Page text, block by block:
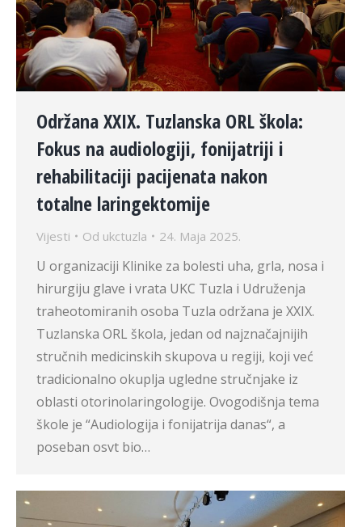
Održana XXIX. Tuzlanska ORL škola:
Fokus na audiologiji, fonijatriji i
rehabilitaciji pacijenata nakon
totalne laringektomije
Vijesti Od ukctuzla 24. Maja 2025.
U organizaciji Klinike za bolesti uha, grla, nosa i
hirurgiju glave i vrata UKC Tuzla i Udruženja
traheotomiranih osoba Tuzla održana je XXIX.
Tuzlanska ORL škola, jedan od najznačajnijih
stručnih medicinskih skupova u regiji, koji već
tradicionalno okuplja ugledne stručnjake iz
oblasti otorinolaringologije. Ovogodišnja tema
škole je “Audiologija i fonijatrija danas“, a
poseban osvt bio…